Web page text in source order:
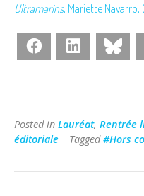
Ultramarins, Mariette Navarro,
Facebook LinkedIn
Posted in Lauréat, Rentrée
éditoriale
Tagged#Hors